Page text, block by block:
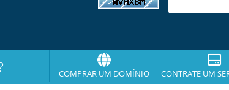
COMPRAR UM DOMÍNIO CONTRATE UM